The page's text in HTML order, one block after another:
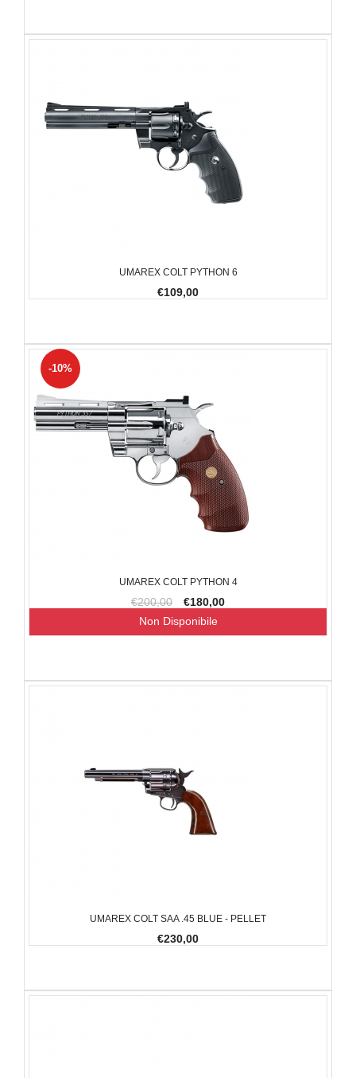
UMAREX COLT PYTHON 6
€109,00
UMAREX COLT PYTHON 4
€200,00 €180,00
-10%
Non Disponibile
UMAREX COLT SAA .45 BLUE - PELLET
€230,00